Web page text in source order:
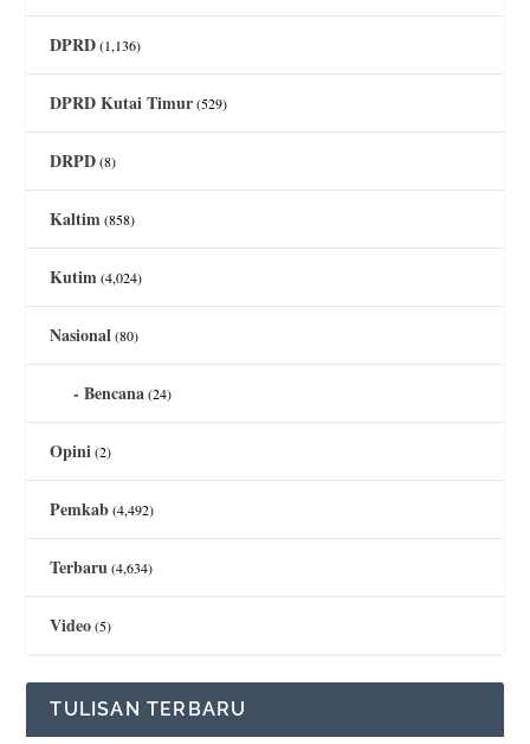
DPRD(1,136)
DPRD Kutai Timur(529)
DRPD(8)
Kaltim(858)
Kutim(4,024)
Nasional(80)
Bencana(24)
Opini(2)
Pemkab(4,492)
Terbaru(4,634)
Video(5)
TULISAN TERBARU